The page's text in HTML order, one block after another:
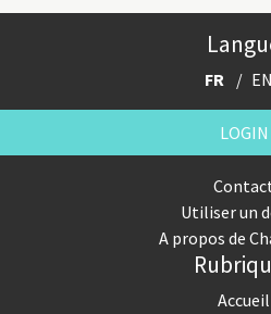
FR
LOGIN
Utiliser un
A propos de
Accueil